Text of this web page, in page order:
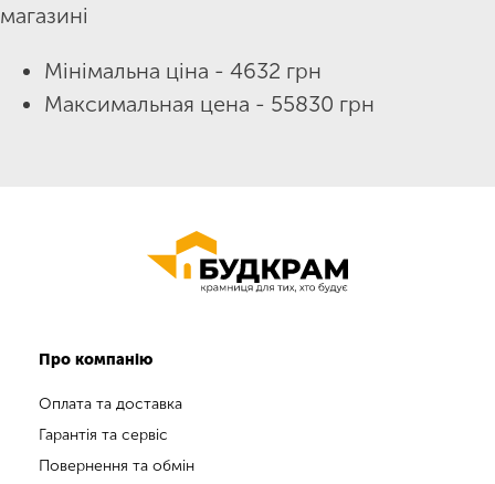
магазині
Мінімальна ціна - 4632 грн
Максимальная цена - 55830 грн
Про компанію
Оплата та доставка
Гарантія та сервіс
Повернення та обмін